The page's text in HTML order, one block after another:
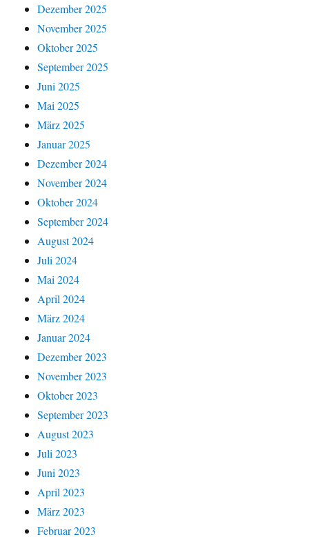
Dezember 2025
November 2025
Oktober 2025
September 2025
Juni 2025
Mai 2025
März 2025
Januar 2025
Dezember 2024
November 2024
Oktober 2024
September 2024
August 2024
Juli 2024
Mai 2024
April 2024
März 2024
Januar 2024
Dezember 2023
November 2023
Oktober 2023
September 2023
August 2023
Juli 2023
Juni 2023
April 2023
März 2023
Februar 2023